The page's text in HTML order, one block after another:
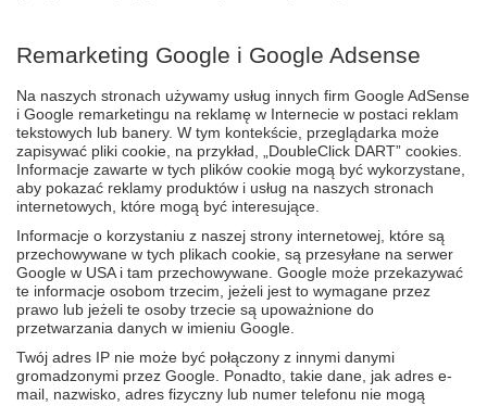
Remarketing Google i Google Adsense
Na naszych stronach używamy usług innych firm Google AdSense
i Google remarketingu na reklamę w Internecie w postaci reklam
tekstowych lub banery. W tym kontekście, przeglądarka może
zapisywać pliki cookie, na przykład, „DoubleClick DART” cookies.
Informacje zawarte w tych plików cookie mogą być wykorzystane,
aby pokazać reklamy produktów i usług na naszych stronach
internetowych, które mogą być interesujące.
Informacje o korzystaniu z naszej strony internetowej, które są
przechowywane w tych plikach cookie, są przesyłane na serwer
Google w USA i tam przechowywane. Google może przekazywać
te informacje osobom trzecim, jeżeli jest to wymagane przez
prawo lub jeżeli te osoby trzecie są upoważnione do
przetwarzania danych w imieniu Google.
Twój adres IP nie może być połączony z innymi danymi
gromadzonymi przez Google. Ponadto, takie dane, jak adres e-
mail, nazwisko, adres fizyczny lub numer telefonu nie mogą